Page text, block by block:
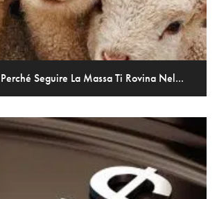
Seguire La Massa Ti Rovina Nel...